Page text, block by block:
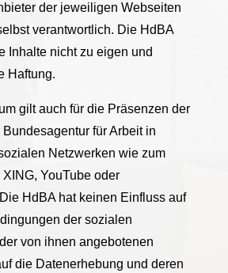
der jeweiligen Webseiten
verantwortlich. Die HdBA
Inhalte nicht zu eigen und
Haftung.
gilt auch für die Präsenzen der
für Arbeit in
Netzwerken wie zum
YouTube oder
HdBA hat keinen Einfluss auf
der sozialen
von ihnen angebotenen
die Datenerhebung und deren